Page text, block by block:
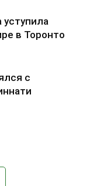
уступила
в Торонто
с